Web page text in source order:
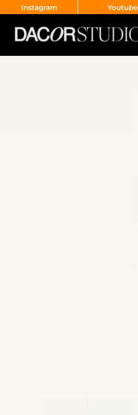
Instagram Youtube